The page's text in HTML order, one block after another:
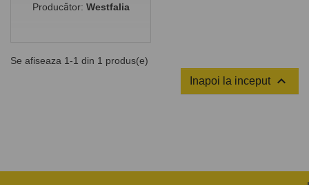
Producător: Westfalia
Se afiseaza 1-1 din 1 produs(e)
Inapoi la inceput 